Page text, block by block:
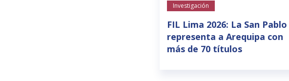
Investigación
FIL Lima 2026: La San Pablo
representa a Arequipa con
más de 70 títulos